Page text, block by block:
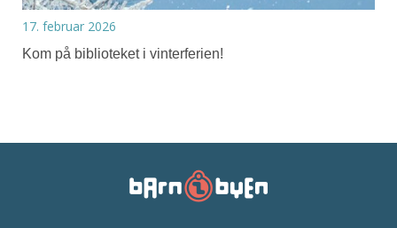
17. februar 2026
Kom på biblioteket i vinterferien!